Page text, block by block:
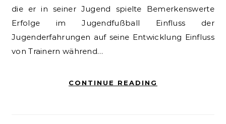
die er in seiner Jugend spielte Bemerkenswerte
Erfolge im Jugendfußball Einfluss der
Jugenderfahrungen auf seine Entwicklung Einfluss
von Trainern während…
CONTINUE READING